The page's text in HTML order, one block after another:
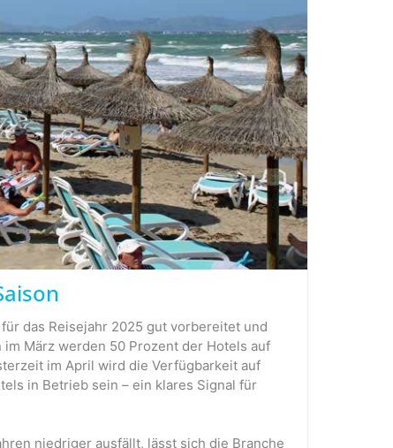
das Reisejahr 2025 gut vorbereitet und
März werden 50 Prozent der Hotels auf
im April wird die Verfügbarkeit auf
in Betrieb sein – ein klares Signal für
niedriger ausfällt, lässt sich die Branche